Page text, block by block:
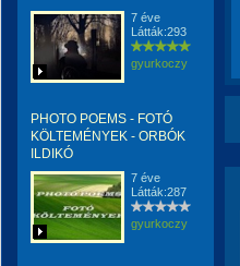
7 éve
Látták:293
gyurkoczy
PHOTO POEMS - FOTÓ
KÖLTEMÉNYEK - ORBÓK
ILDIKÓ
7 éve
Látták:287
gyurkoczy